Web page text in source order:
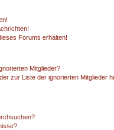
Forums erhalten!
Mitglieder?
zur Liste der ignorierten Mitglieder